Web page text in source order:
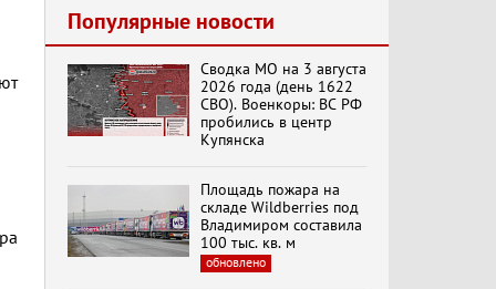
Хук слева:
«Додоговаривались...»
(11.06.2026)
Бренды Советской
эпохи "Гжель"
Популярные новости
Сводка МО на 3 августа
2026 года (день 1622
СВО). Военкоры: ВС РФ
пробились в центр
Купянска
Площадь пожара на
складе Wildberries под
Владимиром составила
100 тыс. кв. м
обновлено